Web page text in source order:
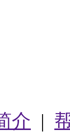
介 |